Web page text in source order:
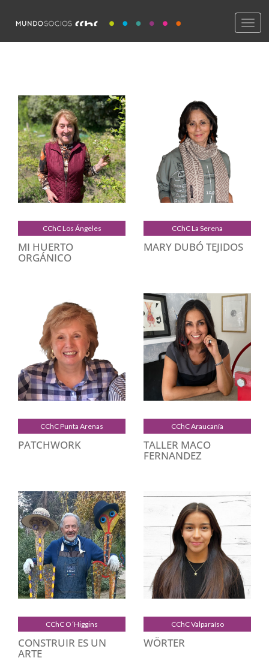
content
CChC Los Ángeles
MI HUERTO
ORGÁNICO
CChC La Serena
MARY DUBÓ TEJIDOS
CChC Punta Arenas
PATCHWORK
CChC Araucanía
TALLER MACO
FERNANDEZ
CChC O´Higgins
CONSTRUIR ES UN
ARTE
CChC Valparaíso
WÖRTER